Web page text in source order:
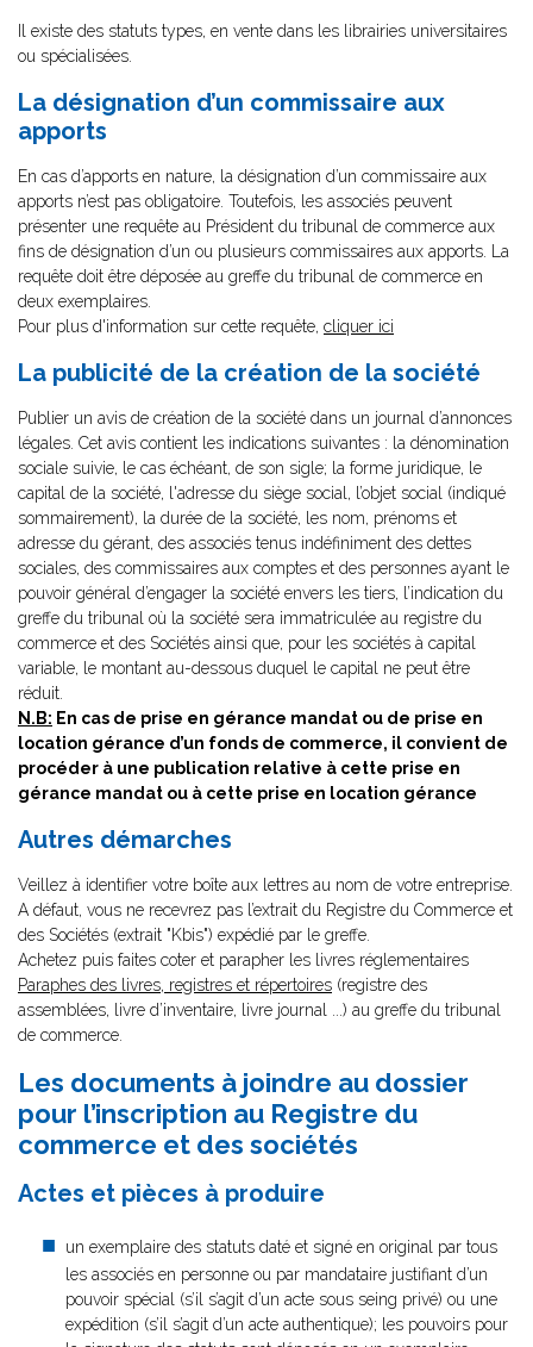
Il existe des statuts types, en vente dans les librairies universitaires
ou spécialisées.
La désignation d’un commissaire aux
apports
En cas d’apports en nature, la désignation d’un commissaire aux
apports n’est pas obligatoire. Toutefois, les associés peuvent
présenter une requête au Président du tribunal de commerce aux
fins de désignation d’un ou plusieurs commissaires aux apports. La
requête doit être déposée au greffe du tribunal de commerce en
deux exemplaires.
Pour plus d'information sur cette requête, cliquer ici
La publicité de la création de la société
Publier un avis de création de la société dans un journal d’annonces
légales. Cet avis contient les indications suivantes : la dénomination
sociale suivie, le cas échéant, de son sigle; la forme juridique, le
capital de la société, l'adresse du siège social, l’objet social (indiqué
sommairement), la durée de la société, les nom, prénoms et
adresse du gérant, des associés tenus indéfiniment des dettes
sociales, des commissaires aux comptes et des personnes ayant le
pouvoir général d’engager la société envers les tiers, l’indication du
greffe du tribunal où la société sera immatriculée au registre du
commerce et des Sociétés ainsi que, pour les sociétés à capital
variable, le montant au-dessous duquel le capital ne peut être
réduit.
N.B: En cas de prise en gérance mandat ou de prise en
location gérance d’un fonds de commerce, il convient de
procéder à une publication relative à cette prise en
gérance mandat ou à cette prise en location gérance
Autres démarches
Veillez à identifier votre boîte aux lettres au nom de votre entreprise.
A défaut, vous ne recevrez pas l’extrait du Registre du Commerce et
des Sociétés (extrait "Kbis") expédié par le greffe.
Achetez puis faites coter et parapher les livres réglementaires
Paraphes des livres, registres et répertoires (registre des
assemblées, livre d’inventaire, livre journal ...) au greffe du tribunal
de commerce.
Les documents à joindre au dossier
pour l’inscription au Registre du
commerce et des sociétés
Actes et pièces à produire
un exemplaire des statuts daté et signé en original par tous
les associés en personne ou par mandataire justifiant d’un
pouvoir spécial (s’il s’agit d’un acte sous seing privé) ou une
expédition (s’il s’agit d’un acte authentique); les pouvoirs pour